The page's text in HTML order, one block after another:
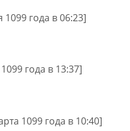
года в 06:23]
года в 13:37]
1099 года в 10:40]